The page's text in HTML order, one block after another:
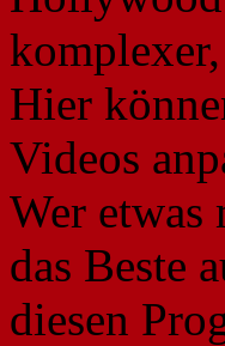
Hier
Videos
Wer etwas
das Beste
diesen